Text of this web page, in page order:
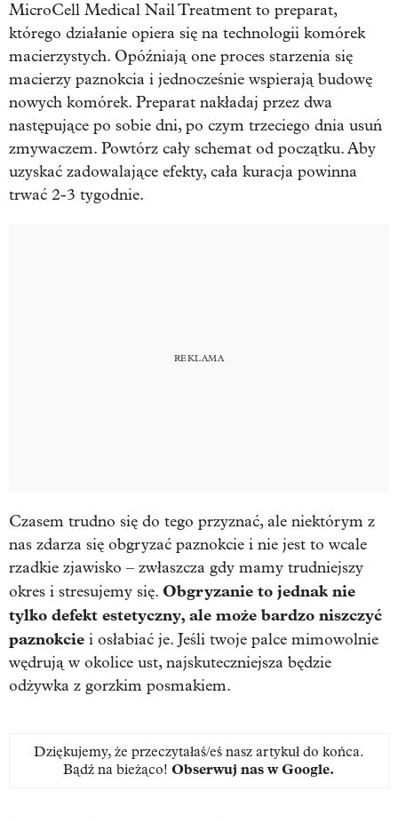
MicroCell Medical Nail Treatment to preparat,
którego działanie opiera się na technologii komórek
macierzystych. Opóźniają one proces starzenia się
macierzy paznokcia i jednocześnie wspierają budowę
nowych komórek. Preparat nakładaj przez dwa
następujące po sobie dni, po czym trzeciego dnia usuń
zmywaczem. Powtórz cały schemat od początku. Aby
uzyskać zadowalające efekty, cała kuracja powinna
trwać 2-3 tygodnie.
Czasem trudno się do tego przyznać, ale niektórym z
nas zdarza się obgryzać paznokcie i nie jest to wcale
rzadkie zjawisko – zwłaszcza gdy mamy trudniejszy
okres i stresujemy się. Obgryzanie to jednak nie
tylko defekt estetyczny, ale może bardzo niszczyć
paznokcie i osłabiać je. Jeśli twoje palce mimowolnie
wędrują w okolice ust, najskuteczniejsza będzie
odżywka z gorzkim posmakiem.
Dziękujemy, że przeczytałaś/eś nasz artykuł do końca.
Bądź na bieżąco! Obserwuj nas w Google.